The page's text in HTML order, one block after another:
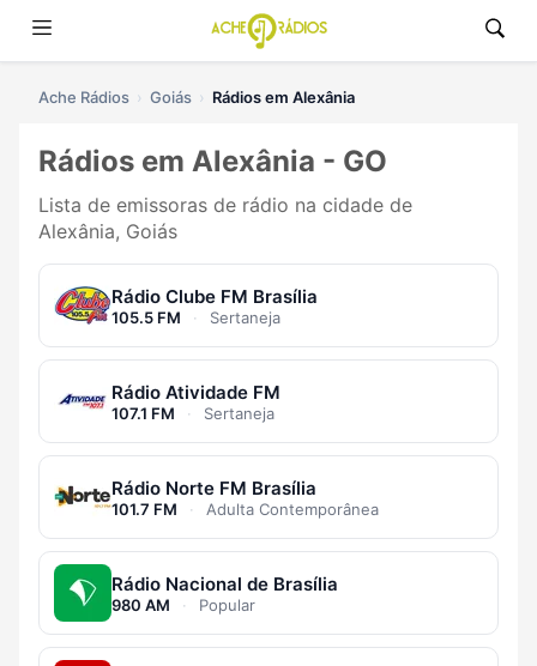
Ache Rádios Goiás Rádios em Alexânia
Rádios em Alexânia - GO
Lista de emissoras de rádio na cidade de
Alexânia, Goiás
Rádio Clube FM Brasília
105.5 FM · Sertaneja
Rádio Atividade FM
107.1 FM · Sertaneja
Rádio Norte FM Brasília
101.7 FM · Adulta Contemporânea
Rádio Nacional de Brasília
980 AM · Popular